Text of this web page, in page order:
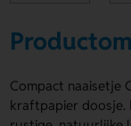
Compact naaisetje
kraftpapier doosje.